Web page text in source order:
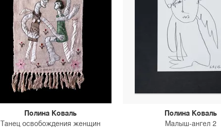
Полина Коваль
Танец освобождения женщин
Полина Коваль
Малыш-ангел 2